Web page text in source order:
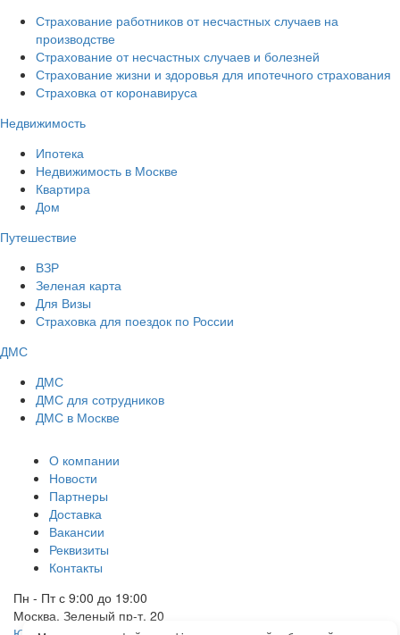
Страхование работников от несчастных случаев на
производстве
Страхование от несчастных случаев и болезней
Страхование жизни и здоровья для ипотечного страхования
Страховка от коронавируса
Недвижимость
Ипотека
Недвижимость в Москве
Квартира
Дом
Путешествие
ВЗР
Зеленая карта
Для Визы
Страховка для поездок по России
ДМС
ДМС
ДМС для сотрудников
ДМС в Москве
О компании
Новости
Партнеры
Доставка
Вакансии
Реквизиты
Контакты
Пн - Пт с 9:00 до 19:00
Москва, Зеленый пр-т, 20